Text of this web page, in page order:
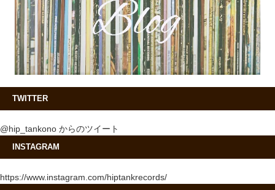
TWITTER
@hip_tankono からのツイート
INSTAGRAM
https://www.instagram.com/hiptankrecords/